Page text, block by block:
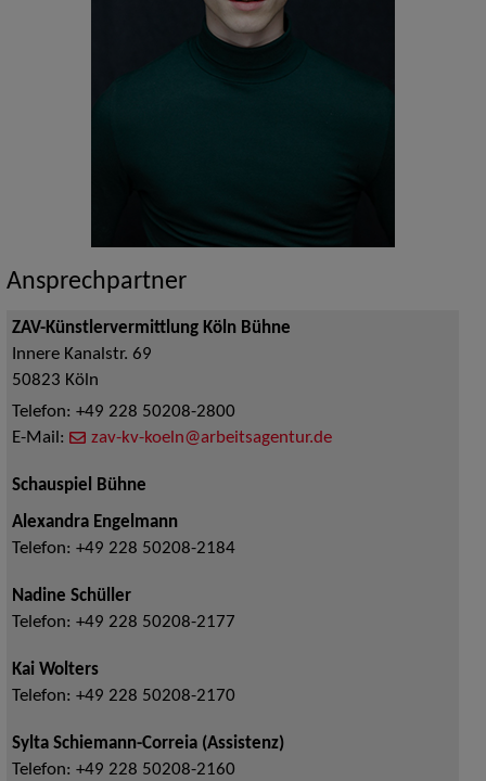
Ansprechpartner
ZAV-Künstlervermittlung Köln Bühne
Innere Kanalstr. 69
50823 Köln
Telefon: +49 228 50208-2800
E-Mail:
zav-kv-koeln@arbeitsagentur.de
Schauspiel Bühne
Alexandra Engelmann
Telefon: +49 228 50208-2184
Nadine Schüller
Telefon: +49 228 50208-2177
Kai Wolters
Telefon: +49 228 50208-2170
Sylta Schiemann-Correia (Assistenz)
Telefon: +49 228 50208-2160